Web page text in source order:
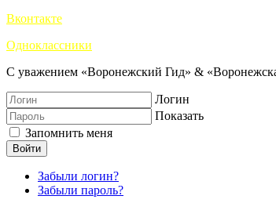
Вконтакте
Одноклассники
С уважением «Воронежский Гид» &
Логин
Показать
Запомнить меня
Войти
Забыли логин?
Забыли пароль?